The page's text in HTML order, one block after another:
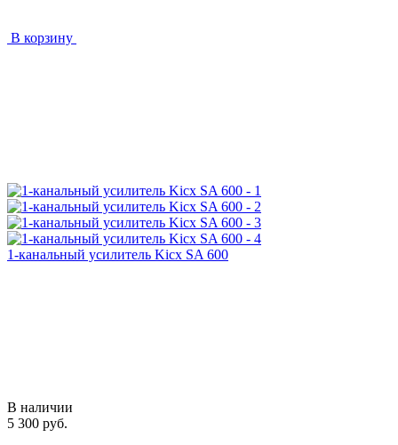
В корзину
1-канальный усилитель Kicx SA 600
В наличии
5 300 руб.